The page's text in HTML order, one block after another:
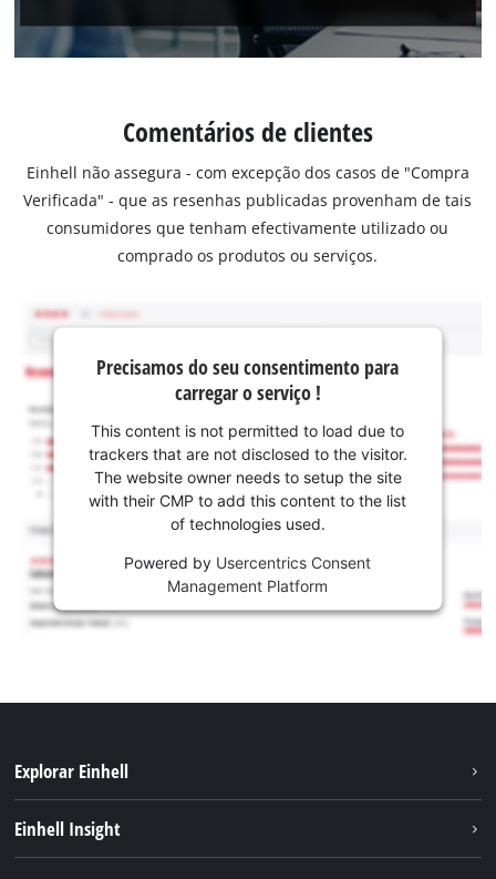
Comentários de clientes
Einhell não assegura - com excepção dos casos de "Compra
Verificada" - que as resenhas publicadas provenham de tais
consumidores que tenham efectivamente utilizado ou
comprado os produtos ou serviços.
Precisamos do seu consentimento para
carregar o serviço !
This content is not permitted to load due to
trackers that are not disclosed to the visitor.
The website owner needs to setup the site
with their CMP to add this content to the list
of technologies used.
Powered by Usercentrics Consent
Management Platform
Explorar Einhell
Einhell Insight